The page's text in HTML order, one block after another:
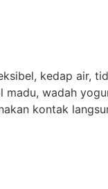
kedap air,
madu, wadah
kontak